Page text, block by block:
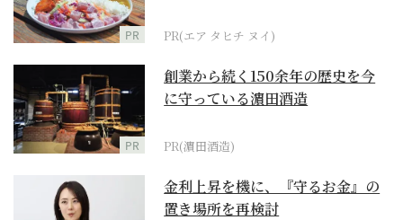
PR PR(エア タヒチ ヌイ)
PR
創業から続く150余年の歴史を今
に守っている濵田酒造
PR(濵田酒造)
金利上昇を機に、『守るお金』の
置き場所を再検討